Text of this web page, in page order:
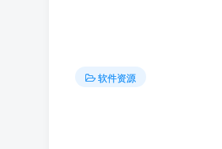
软件资源